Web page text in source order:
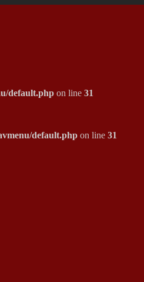
default.php on line 31
default.php on line 31